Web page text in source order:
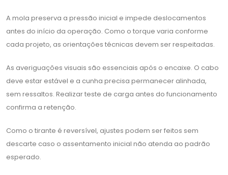
A mola preserva a pressão inicial e impede deslocamentos
antes do início da operação. Como o torque varia conforme
cada projeto, as orientações técnicas devem ser respeitadas.
As averiguações visuais são essenciais após o encaixe. O cabo
deve estar estável e a cunha precisa permanecer alinhada,
sem ressaltos. Realizar teste de carga antes do funcionamento
confirma a retenção.
Como o tirante é reversível, ajustes podem ser feitos sem
descarte caso o assentamento inicial não atenda ao padrão
esperado.